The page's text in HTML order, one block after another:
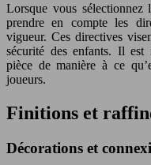
Lorsque vous sélectionnez
prendre en compte les
vigueur. Ces directives
sécurité des enfants. Il est
pièce de manière à ce
joueurs.
Finitions et
Décorations et